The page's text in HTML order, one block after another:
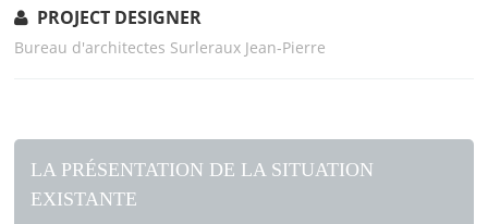
PROJECT DESIGNER
Bureau d'architectes Surleraux Jean-Pierre
LA PRÉSENTATION DE LA SITUATION
EXISTANTE